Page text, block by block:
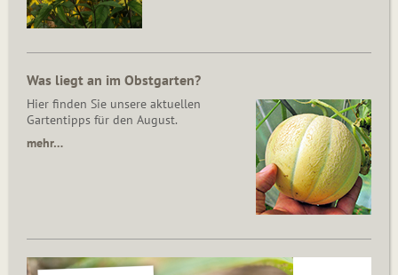
Was liegt an im Obstgarten?
Hier finden Sie unsere aktuellen
Gartentipps für den August.
mehr…